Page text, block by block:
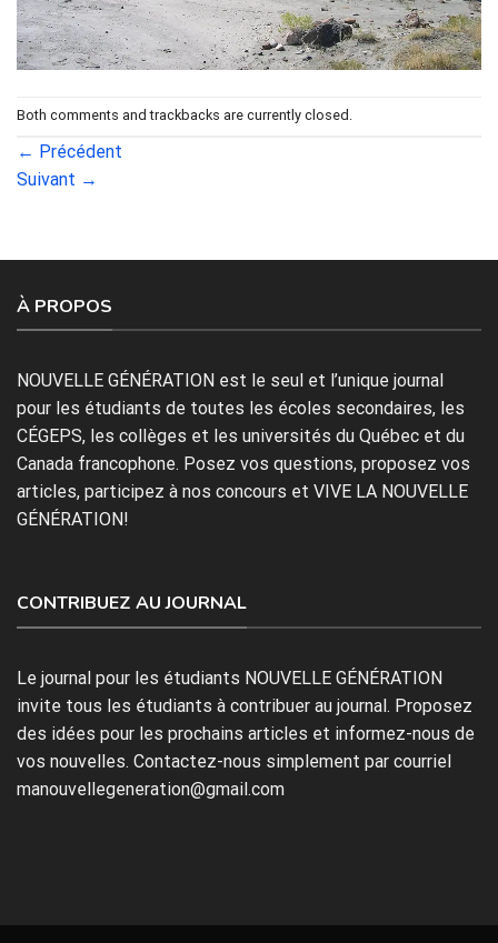
Both comments and trackbacks are currently closed.
← Précédent
Suivant →
À PROPOS
NOUVELLE GÉNÉRATION est le seul et l’unique journal
pour les étudiants de toutes les écoles secondaires, les
CÉGEPS, les collèges et les universités du Québec et du
Canada francophone. Posez vos questions, proposez vos
articles, participez à nos concours et VIVE LA NOUVELLE
GÉNÉRATION!
CONTRIBUEZ AU JOURNAL
Le journal pour les étudiants NOUVELLE GÉNÉRATION
invite tous les étudiants à contribuer au journal. Proposez
des idées pour les prochains articles et informez-nous de
vos nouvelles. Contactez-nous simplement par courriel
manouvellegeneration@gmail.com